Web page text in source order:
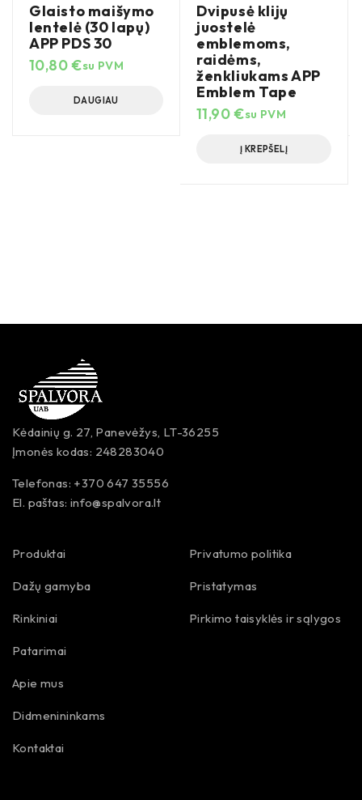
Glaisto maišymo
lentelė (30 lapų)
APP PDS 30
10,80€su PVM
DAUGIAU
Dvipusė klijų
juostelė
emblemoms,
raidėms,
ženkliukams APP
Emblem Tape
11,90€su PVM
Į KREPŠELĮ
Kėdainių g. 27, Panevėžys, LT-36255
Įmonės kodas: 248283040
Telefonas: +370 647 35556
El. paštas: info@spalvora.lt
Produktai
Dažų gamyba
Rinkiniai
Patarimai
Apie mus
Didmenininkams
Kontaktai
Privatumo politika
Pristatymas
Pirkimo taisyklės ir sąlygos